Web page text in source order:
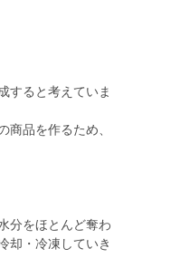
すると考えていま
品を作るため、
分をほとんど奪わ
却・冷凍していき